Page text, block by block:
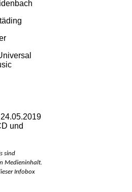
und
sind
Medieninhalt.
Infobox